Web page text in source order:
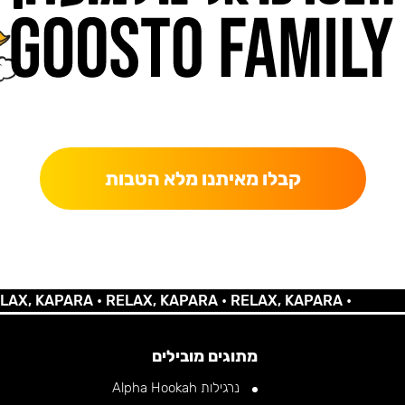
קבלו מאיתנו מלא הטבות
•RELAX, KAPARA •RELAX, KAPARA •
מתוגים מובילים
נרגילות Alpha Hookah